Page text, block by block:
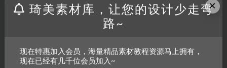
×
琦美素材库，让您的设计少走弯
路~
现在特惠加入会员，海量精品素材教程资源马上拥有，
现在已经有几千位会员加入~